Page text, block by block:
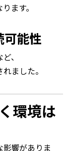
ます。
能性
、
ました。
環境は
響がありま